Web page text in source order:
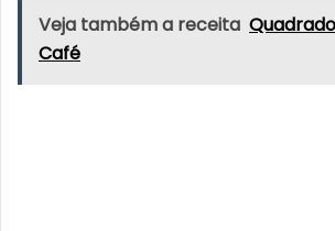
Veja também a receita
Café